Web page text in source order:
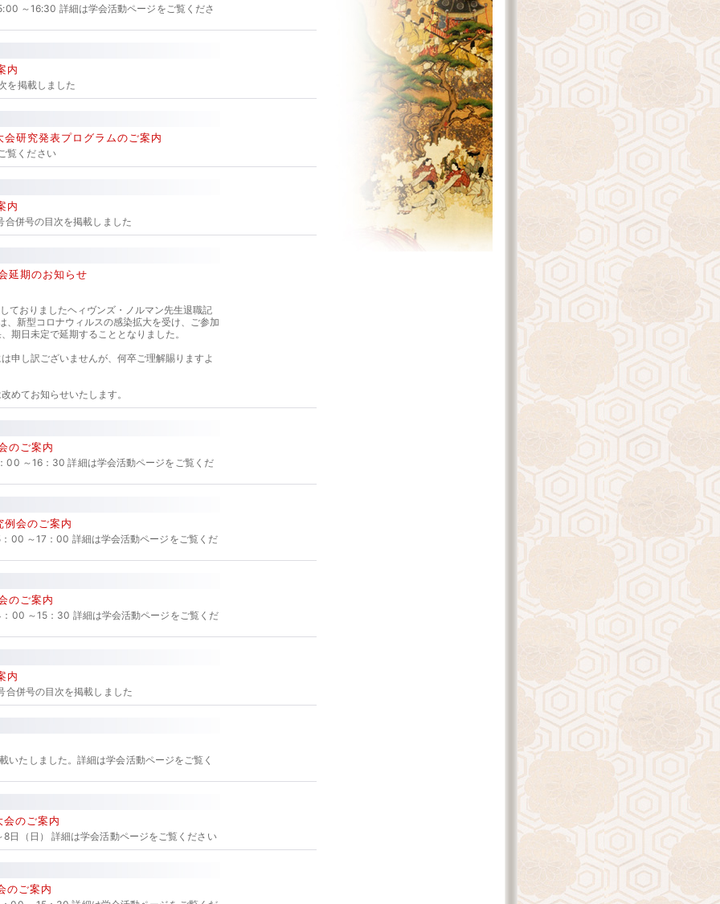
～16:30 詳細は学会活動ページをご覧くださ
内
を掲載しました
研究発表プログラムのご案内
覧ください
内
併号の目次を掲載しました
延期のお知らせ
ておりましたヘィヴンズ・ノルマン先生退職記
、新型コロナウィルスの感染拡大を受け、ご参加
期日未定で延期することとなりました。
申し訳ございませんが、何卒ご理解賜りますよ
めてお知らせいたします。
のご案内
00 ～16：30 詳細は学会活動ページをご覧くだ
会のご案内
00 ～17：00 詳細は学会活動ページをご覧くだ
のご案内
00 ～15：30 詳細は学会活動ページをご覧くだ
内
合併号の目次を掲載しました
いたしました。詳細は学会活動ページをご覧く
のご案内
日（日） 詳細は学会活動ページをご覧ください
のご案内